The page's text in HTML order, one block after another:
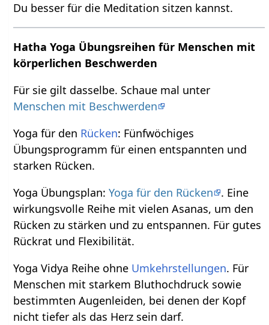
Du besser für die Meditation sitzen kannst.
Hatha Yoga Übungsreihen für Menschen mit
körperlichen Beschwerden
Für sie gilt dasselbe. Schaue mal unter
Menschen mit Beschwerden
Yoga für den Rücken: Fünfwöchiges
Übungsprogramm für einen entspannten und
starken Rücken.
Yoga Übungsplan:Yoga für den Rücken
. Eine
wirkungsvolle Reihe mit vielen Asanas, um den
Rücken zu stärken und zu entspannen. Für gutes
Rückrat und Flexibilität.
Yoga Vidya Reihe ohne Umkehrstellungen. Für
Menschen mit starkem Bluthochdruck sowie
bestimmten Augenleiden, bei denen der Kopf
nicht tiefer als das Herz sein darf.